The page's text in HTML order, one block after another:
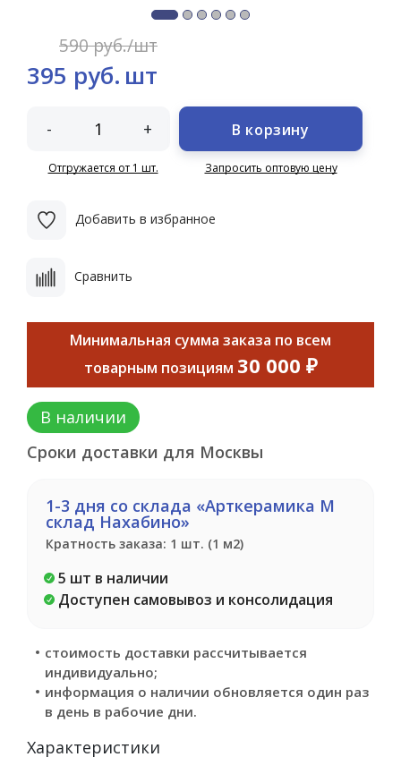
590 руб./шт
395 руб. шт
- +
Отгружается от 1 шт.
В корзину
Запросить оптовую цену
Добавить в избранное
Сравнить
Минимальная сумма заказа по всем
товарным позициям 30 000 ₽
В наличии
Сроки доставки для Москвы
1-3 дня со склада «Арткерамика М
склад Нахабино»
Кратность заказа: 1 шт. (1 м2)
5 шт в наличии
Доступен самовывоз и консолидация
стоимость доставки рассчитывается
индивидуально;
информация о наличии обновляется один раз
в день в рабочие дни.
Характеристики